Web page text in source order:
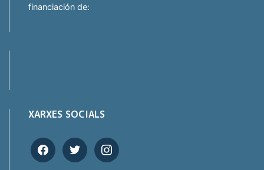
financiación de:
XARXES SOCIALS
facebooktwitter instagram